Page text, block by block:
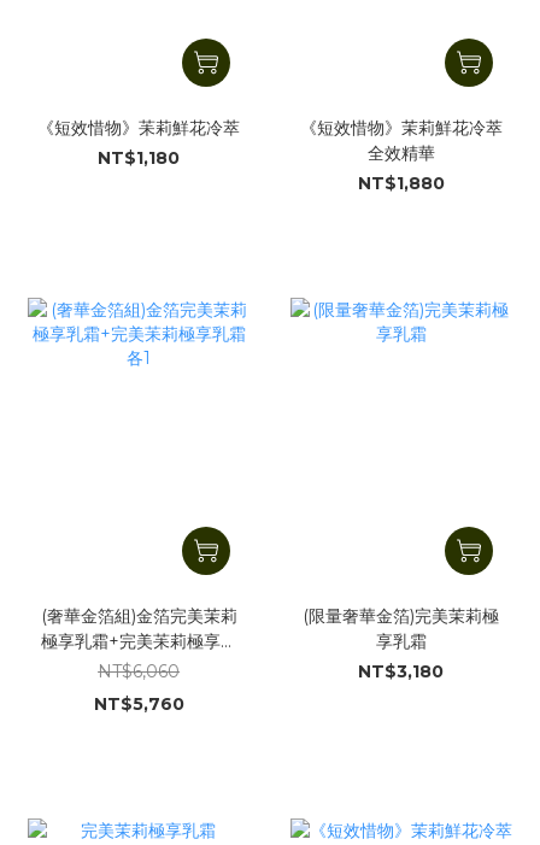
《短效惜物》苿莉鮮花冷萃
NT$1,180
《短效惜物》茉莉鮮花冷萃
全效精華
NT$1,880
(奢華金箔組)金箔完美茉莉
極享乳霜+完美苿莉極享乳
霜各1
NT$6,060
NT$5,760
(限量奢華金箔)完美茉莉極
享乳霜
NT$3,180